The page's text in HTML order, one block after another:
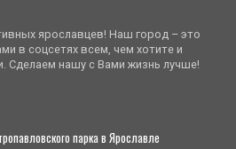
ярославцев! Наш город – это
в соцсетях всем, чем хотите и
Сделаем нашу с Вами жизнь лучше!
парка в Ярославле